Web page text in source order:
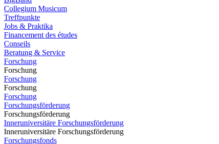
Collegium Musicum
Treffpunkte
Jobs & Praktika
Financement des études
Conseils
Beratung & Service
Forschung
Forschung
Forschung
Forschung
Forschung
Forschungsförderung
Forschungsförderung
Inneruniversitäre Forschungsförderung
Inneruniversitäre Forschungsförderung
Forschungsfonds